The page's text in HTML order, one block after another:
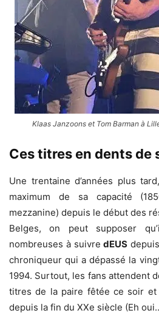
Klaas Janzoons et Tom Barman à
Ces titres en dents de
Une trentaine d’années plus
maximum de sa capacité
mezzanine) depuis le début des
Belges, on peut supposer
nombreuses à suivre dEUS
chroniqueur qui a dépassé la
1994. Surtout, les fans attendent
titres de la paire fêtée ce soir
depuis la fin du XXe siècle (Eh